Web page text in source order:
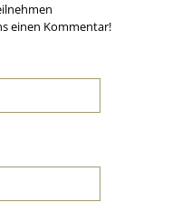
einen Kommentar!